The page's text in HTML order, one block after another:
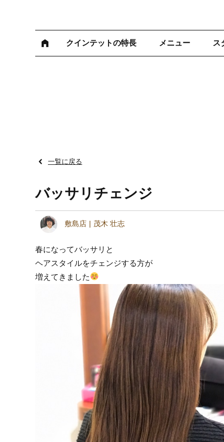
クインテットの特長 メニュー ス
一覧に戻る
バッサリチェンジ
敷島店 茂木 壮志
春になってバッサリと
ヘアスタイルをチェンジする方が
増えてきました